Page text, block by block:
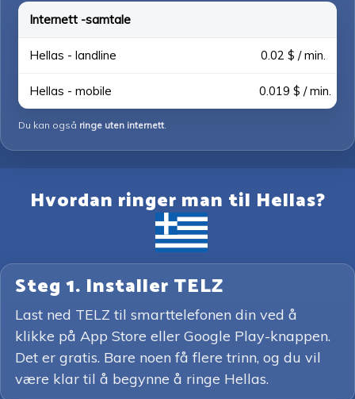
Internett -samtale
Hellas - landline 0.02 $ / min.
Hellas - mobile 0.019 $ / min.
Du kan også ringe uten internett.
Hvordan ringer man til Hellas?
Steg 1. Installer TELZ
Last ned TELZ til smarttelefonen din ved å
klikke på App Store eller Google Play-knappen.
Det er gratis. Bare noen få flere trinn, og du vil
være klar til å begynne å ringe Hellas.